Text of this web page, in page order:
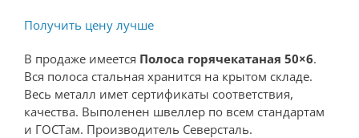
Получить цену лучше
В продаже имеется Полоса горячекатаная 50×6.
Вся полоса стальная хранится на крытом складе.
Весь металл имет сертификаты соответствия,
качества. Выполенен швеллер по всем стандартам
и ГОСТам. Производитель Северсталь.